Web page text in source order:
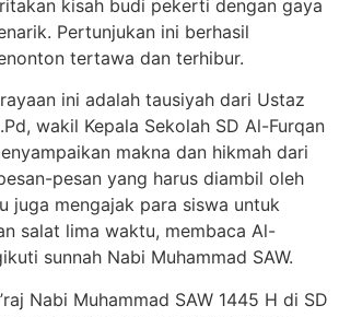
kisah budi pekerti dengan gaya
Pertunjukan ini berhasil
tertawa dan terhibur.
ini adalah tausiyah dari Ustaz
wakil Kepala Sekolah SD Al-Furqan
makna dan hikmah dari
pesan yang harus diambil oleh
juga mengajak para siswa untuk
salat lima waktu, membaca Al-
sunnah Nabi Muhammad SAW.
Nabi Muhammad SAW 1445 H di SD